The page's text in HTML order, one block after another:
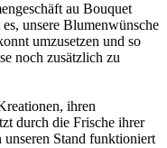
au Bouquet
unsere Blumenwünsche
umzusetzen und so
noch zusätzlich zu
ihren
durch die Frische ihrer
Stand funktioniert